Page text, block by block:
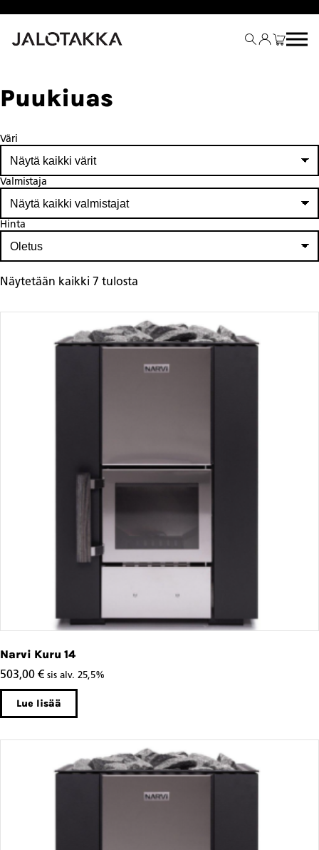
Puukiuas
Väri
Valmistaja
Hinta
Näytetään kaikki 7 tulosta
Narvi Kuru 14
503,00 € sis alv. 25,5%
Lue lisää